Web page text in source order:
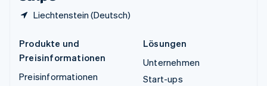
Liechtenstein (Deutsch)
Produkte und
Preisinformationen
Preisinformationen
Lösungen
Unternehmen
Start-ups